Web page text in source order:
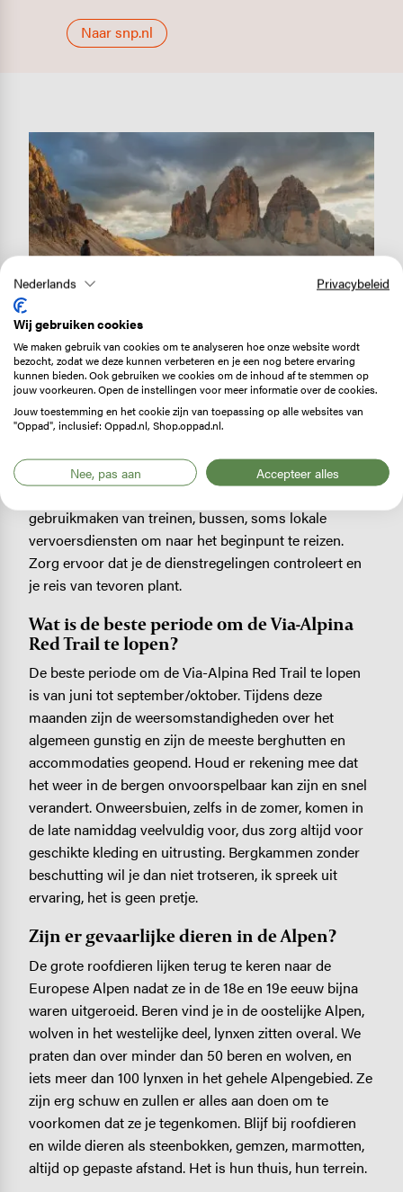
Naar snp.nl
Image
Tre Cime di Lavaredo, foto: Shutterstock
Hoe bereik je de route?
openbaar vervoer. Je kunt verschillende plaatsen langs
gebruikmaken van treinen, bussen, soms lokale
vervoersdiensten om naar het beginpunt te reizen.
Zorg ervoor dat je de dienstregelingen controleert en
je reis van tevoren plant.
Wat is de beste periode om de Via-Alpina
Red Trail te lopen?
De beste periode om de Via-Alpina Red Trail te lopen
is van juni tot september/oktober. Tijdens deze
maanden zijn de weersomstandigheden over het
algemeen gunstig en zijn de meeste berghutten en
accommodaties geopend. Houd er rekening mee dat
het weer in de bergen onvoorspelbaar kan zijn en snel
verandert. Onweersbuien, zelfs in de zomer, komen in
de late namiddag veelvuldig voor, dus zorg altijd voor
geschikte kleding en uitrusting. Bergkammen zonder
beschutting wil je dan niet trotseren, ik spreek uit
ervaring, het is geen pretje.
Zijn er gevaarlijke dieren in de Alpen?
De grote roofdieren lijken terug te keren naar de
Europese Alpen nadat ze in de 18e en 19e eeuw bijna
waren uitgeroeid. Beren vind je in de oostelijke Alpen,
wolven in het westelijke deel, lynxen zitten overal. We
praten dan over minder dan 50 beren en wolven, en
iets meer dan 100 lynxen in het gehele Alpengebied. Ze
zijn erg schuw en zullen er alles aan doen om te
voorkomen dat ze je tegenkomen. Blijf bij roofdieren
en wilde dieren als steenbokken, gemzen, marmotten,
altijd op gepaste afstand. Het is hun thuis, hun terrein.
Nederlands Privacybeleid
Wij gebruiken cookies
We maken gebruik van cookies om te analyseren hoe onze website wordt
bezocht, zodat we deze kunnen verbeteren en je een nog betere ervaring
kunnen bieden. Ook gebruiken we cookies om de inhoud af te stemmen op
jouw voorkeuren. Open de instellingen voor meer informatie over de cookies.
Jouw toestemming en het cookie zijn van toepassing op alle websites van
"Oppad", inclusief: Oppad.nl, Shop.oppad.nl.
Nee, pas aan Accepteer alles